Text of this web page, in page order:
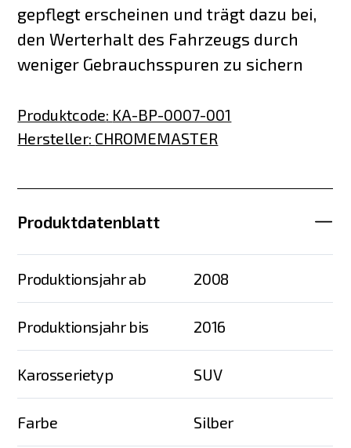
gepflegt erscheinen und trägt dazu bei,
den Werterhalt des Fahrzeugs durch
weniger Gebrauchsspuren zu sichern
Produktcode: KA-BP-0007-001
Hersteller: CHROMEMASTER
Produktdatenblatt
Produktionsjahr ab 2008
Produktionsjahr bis 2016
Karosserietyp SUV
Farbe Silber